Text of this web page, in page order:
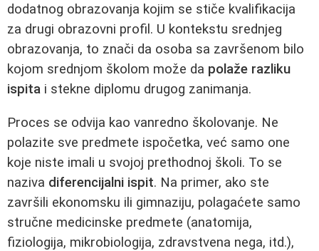
dodatnog obrazovanja kojim se stiče kvalifikacija
za drugi obrazovni profil. U kontekstu srednjeg
obrazovanja, to znači da osoba sa završenom bilo
kojom srednjom školom može da polaže razliku
ispita i stekne diplomu drugog zanimanja.
Proces se odvija kao vanredno školovanje. Ne
polazite sve predmete ispočetka, već samo one
koje niste imali u svojoj prethodnoj školi. To se
naziva diferencijalni ispit. Na primer, ako ste
završili ekonomsku ili gimnaziju, polagaćete samo
stručne medicinske predmete (anatomija,
fiziologija, mikrobiologija, zdravstvena nega, itd.),